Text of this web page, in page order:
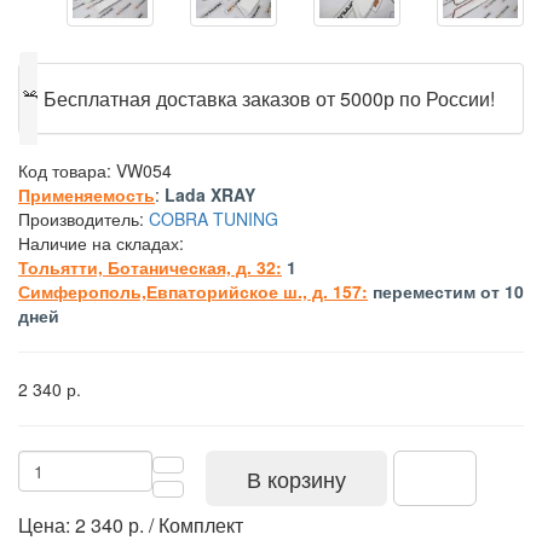
🎁 Бесплатная доставка заказов от 5000р по России!
Код товара: VW054
Применяемость: Lada XRAY
Производитель: COBRA TUNING
Наличие на складах:
Тольятти, Ботаническая, д. 32: 1
Симферополь,Евпаторийское ш., д. 157: переместим от 10
дней
2 340 р.
В корзину
Цена: 2 340 р. / Комплект